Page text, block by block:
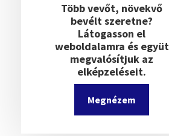
Több vevőt, növekvő
bevélt szeretne?
Látogasson el
weboldalamra és együt
megvalósítjuk az
elképzeléseit.
Megnézem